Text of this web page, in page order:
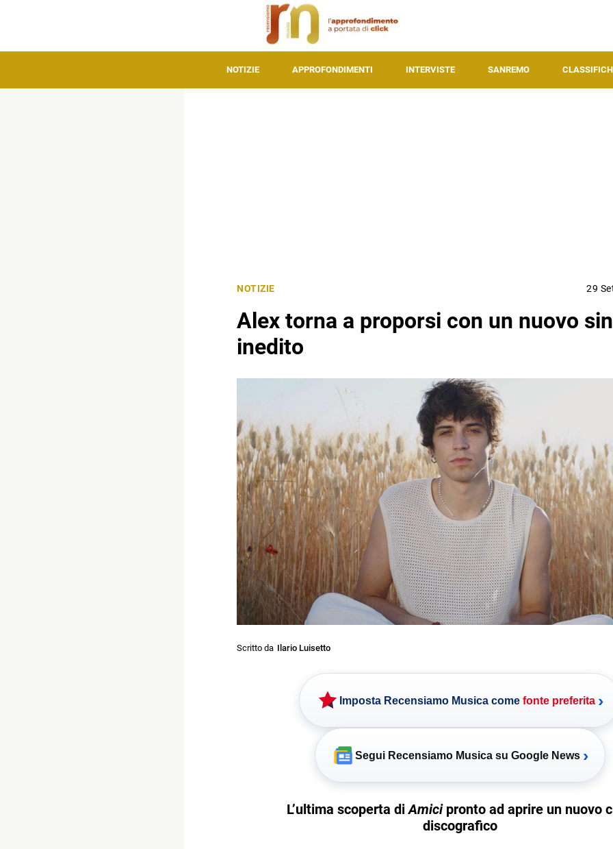
NOTIZIE APPROFONDIMENTI INTERVISTE SANREMO
NOTIZIE 29
Alex torna a proporsi con un nuovo
inedito
Scritto da Ilario Luisetto
Imposta Recensiamo Musica come fonte preferita ›
Segui Recensiamo Musica su Google News ›
L’ultima scoperta diAmici pronto ad aprire un nuovo
discografico